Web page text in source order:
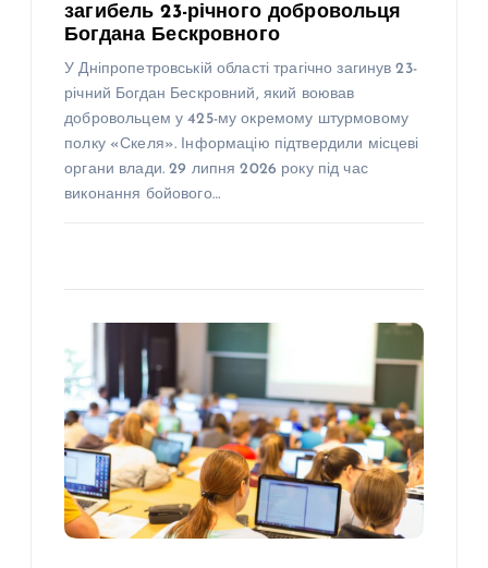
загибель 23-річного добровольця
Богдана Бескровного
У Дніпропетровській області трагічно загинув 23-
річний Богдан Бескровний, який воював
добровольцем у 425-му окремому штурмовому
полку «Скеля». Інформацію підтвердили місцеві
органи влади. 29 липня 2026 року під час
виконання бойового…